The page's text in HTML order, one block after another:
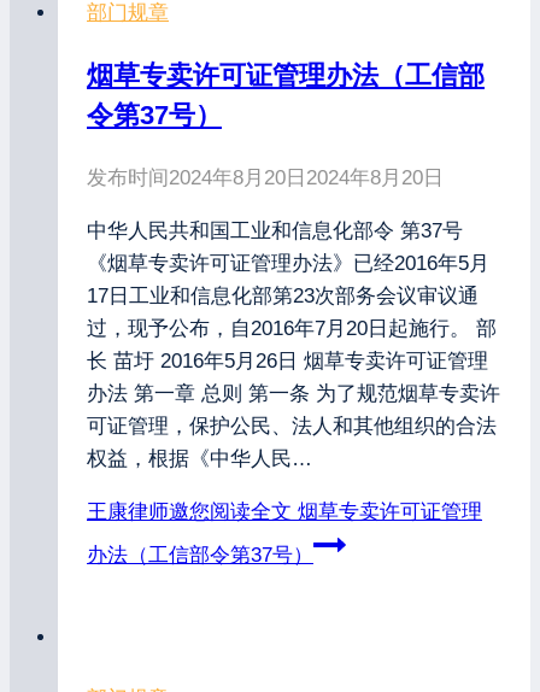
部门规章
烟草专卖许可证管理办法（工信部
令第37号）
发布时间2024年8月20日 2024年8月20日
中华人民共和国工业和信息化部令 第37号
《烟草专卖许可证管理办法》已经2016年5月
17日工业和信息化部第23次部务会议审议通
过，现予公布，自2016年7月20日起施行。 部
长 苗圩 2016年5月26日 烟草专卖许可证管理
办法 第一章 总则 第一条 为了规范烟草专卖许
可证管理，保护公民、法人和其他组织的合法
权益，根据《中华人民…
王康律师邀您阅读全文 烟草专卖许可证管理
办法（工信部令第37号）